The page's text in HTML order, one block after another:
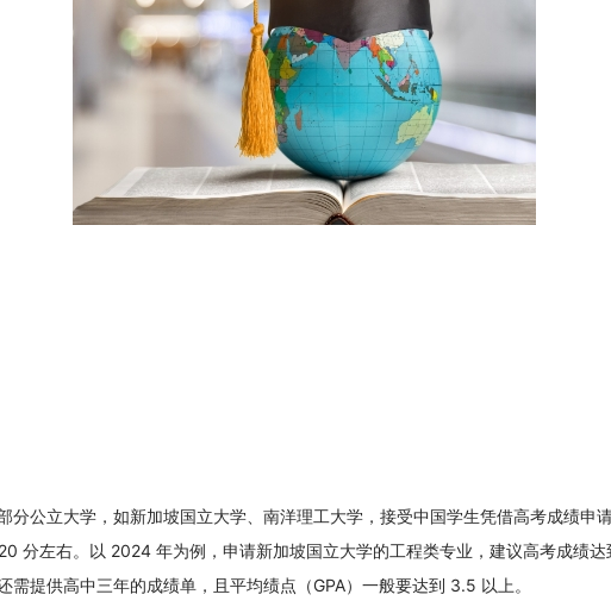
分公立大学，如新加坡国立大学、南洋理工大学，接受中国学生凭借高考成绩申
分左右。以 2024 年为例，申请新加坡国立大学的工程类专业，建议高考成绩
需提供高中三年的成绩单，且平均绩点（GPA）一般要达到 3.5 以上。